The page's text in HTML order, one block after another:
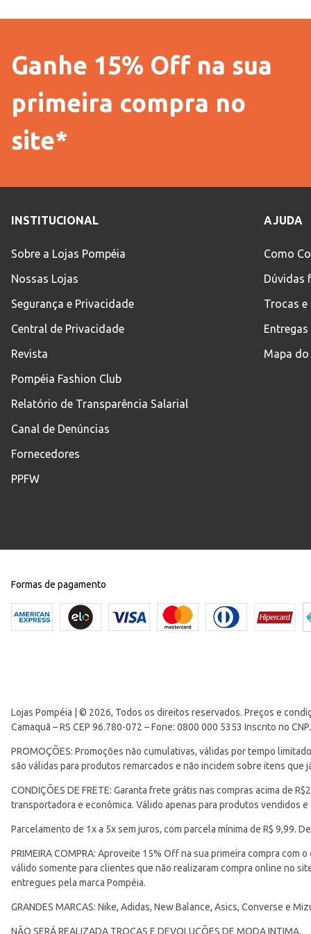
Ganhe 15% Off na sua
primeira compra no
site*
INSTITUCIONAL
Sobre a Lojas Pompéia
Nossas Lojas
Segurança e Privacidade
Central de Privacidade
Revista
Pompéia Fashion Club
Relatório de Transparência Salarial
Canal de Denúncias
Fornecedores
PPFW
AJUDA
Como
Dúvidas
Trocas e
Entregas
Mapa do
Formas de pagamento
Lojas Pompéia | © 2026, Todos os direitos reservados. Preços e
Camaquã – RS CEP 96.780-072 – Fone: 0800 000 5353 Inscrito no
PROMOÇÕES: Promoções não cumulativas, válidas por tempo
são válidas para produtos remarcados e não incidem sobre itens
CONDIÇÕES DE FRETE: Garanta frete grátis nas compras acima de
transportadora e econômica. Válido apenas para produtos vendidos
Parcelamento de 1x a 5x sem juros, com parcela mínima de R$ 9,99.
PRIMEIRA COMPRA: Aproveite 15% Off na sua primeira compra com
válido somente para clientes que não realizaram compra online no
entregues pela marca Pompéia.
GRANDES MARCAS: Nike, Adidas, New Balance, Asics, Converse e
NÃO SERÁ REALIZADA TROCAS E DEVOLUÇÕES DE MODA INTIMA.